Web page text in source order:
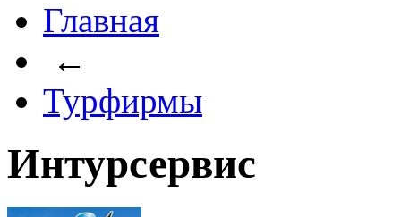
Главная
←
Турфирмы
Интурсервис